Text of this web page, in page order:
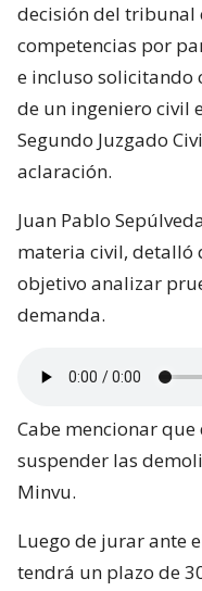
decisión del tribunal
competencias por
e incluso solicitando
de un ingeniero civil
Segundo Juzgado
aclaración.
Juan Pablo
materia civil, detalló
objetivo analizar
demanda.
Cabe mencionar
suspender las
Minvu.
Luego de jurar ante
tendrá un plazo de